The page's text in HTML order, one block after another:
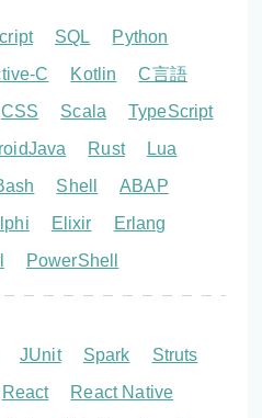
SQL
Python
C Kotlin
C言語
CSS Scala
TypeScript
Rust
Lua
Shell
ABAP
Elixir
Erlang
PowerShell
JUnit Spark
Struts
React
React Native